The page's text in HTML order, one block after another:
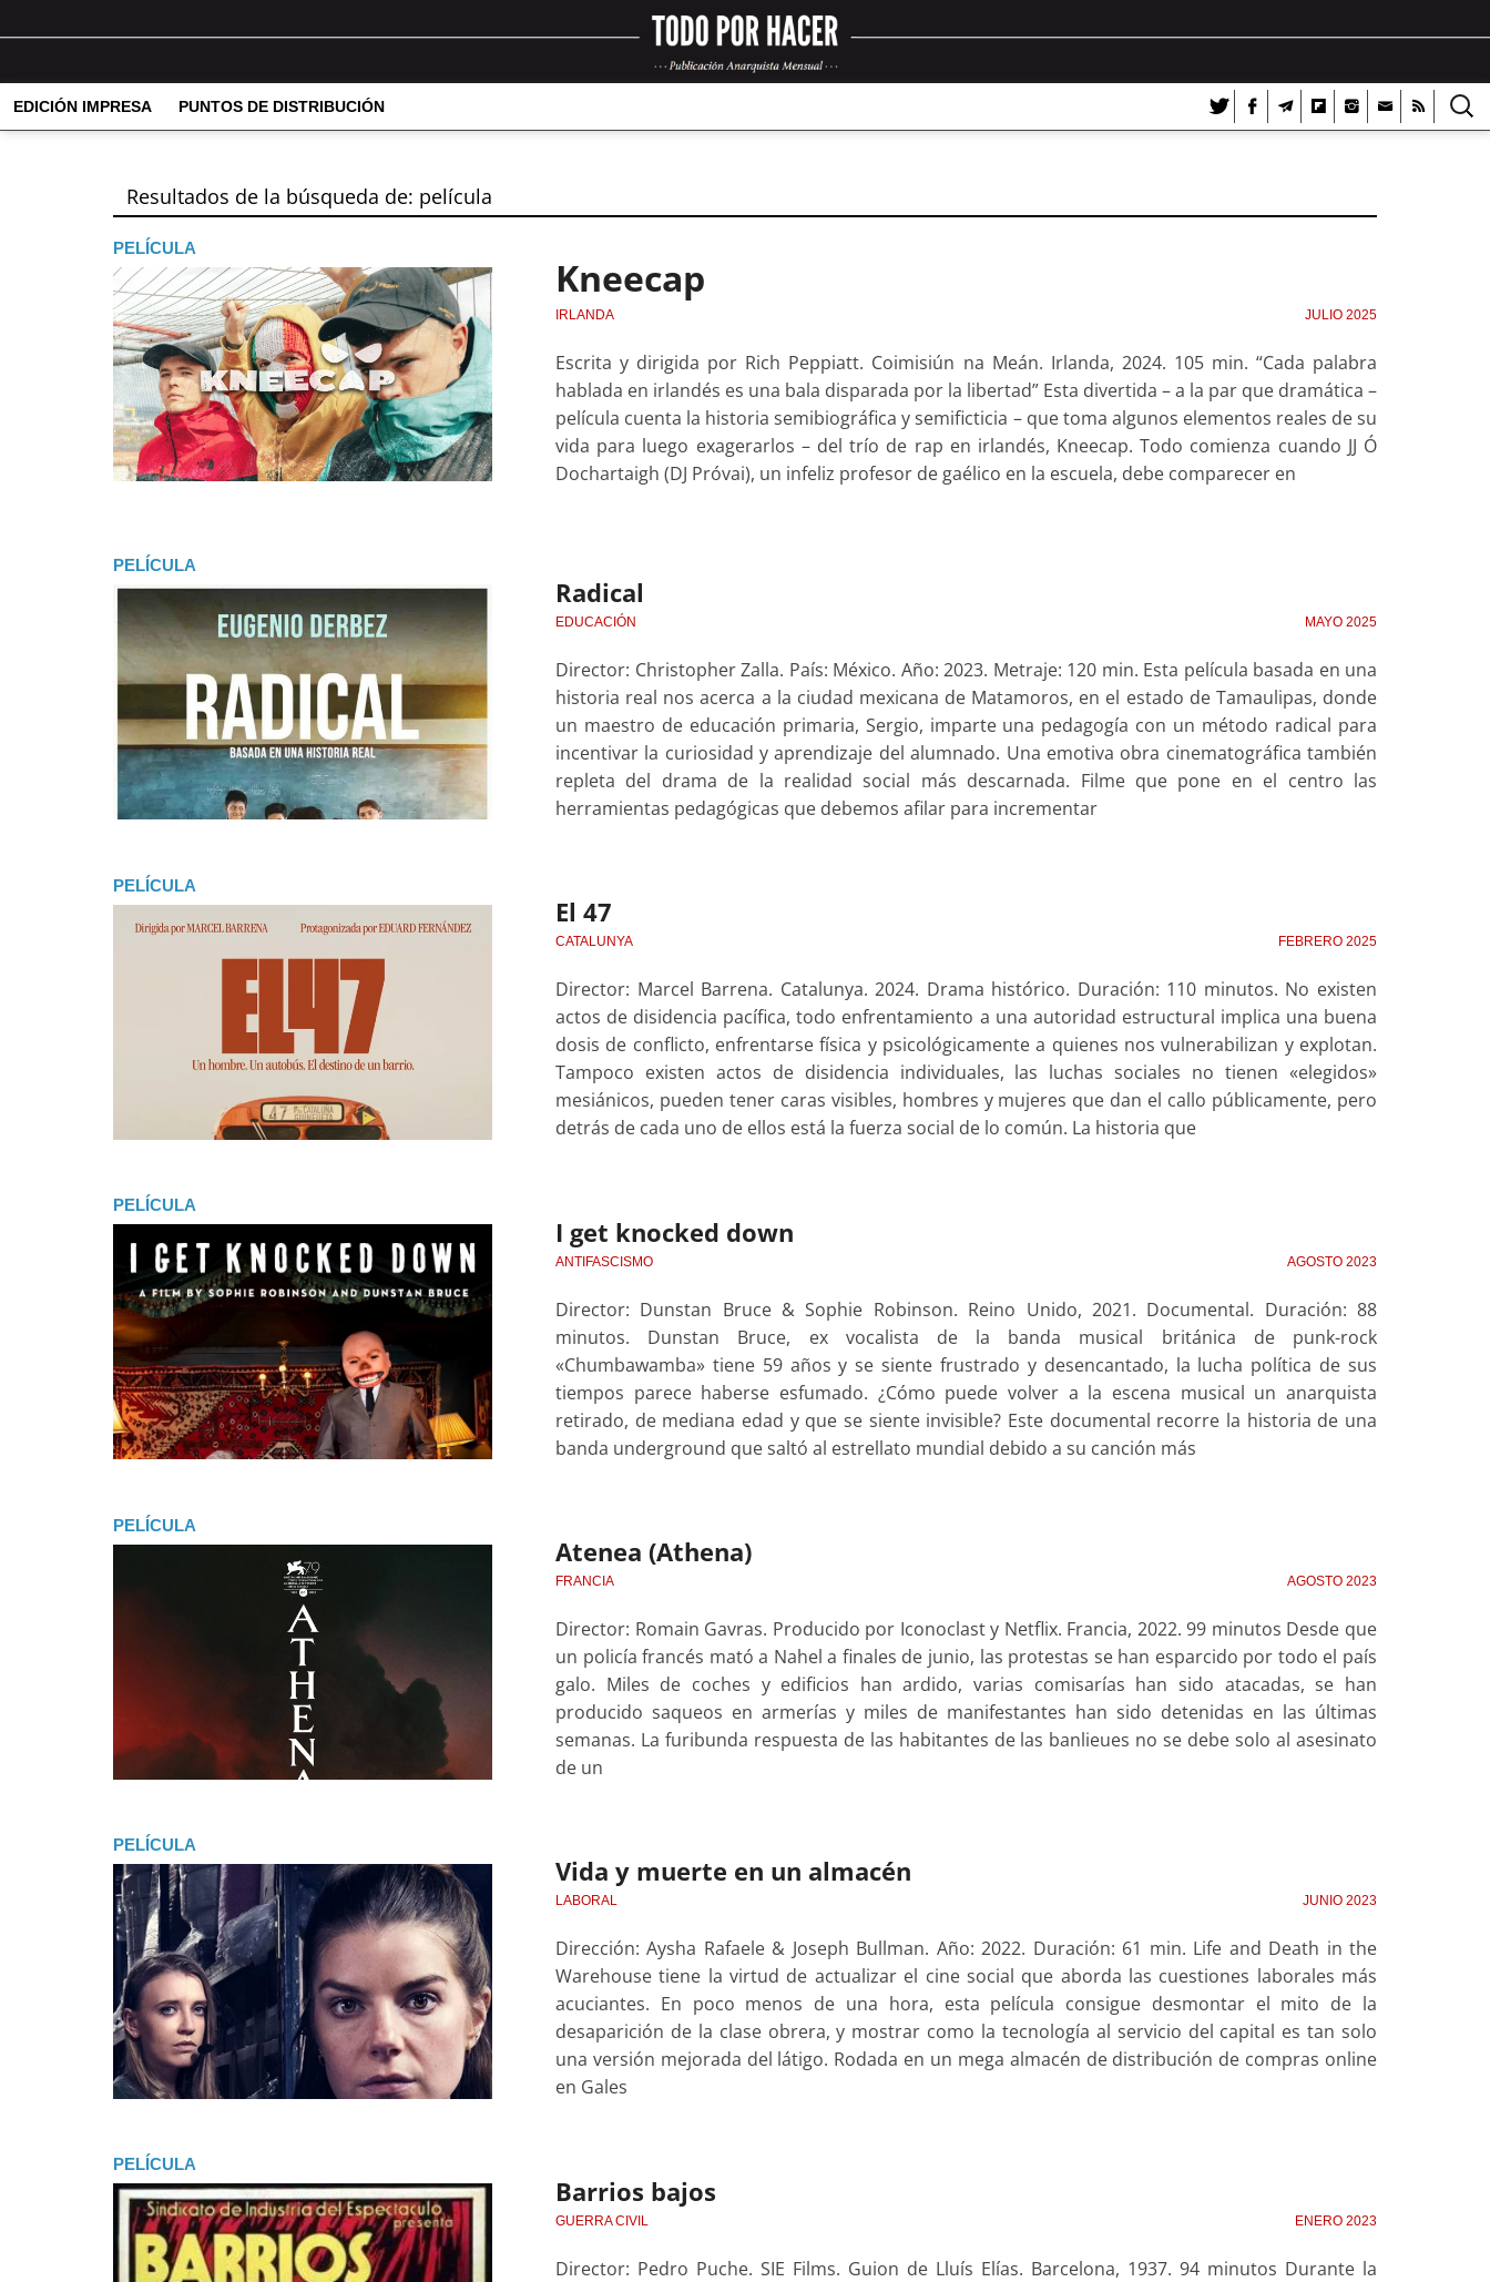
EDICIÓN IMPRESA PUNTOS DE DISTRIBUCIÓN
Resultados de la búsqueda de: película
PELÍCULA
Kneecap
IRLANDA JULIO 2025
Escrita y dirigida por Rich Peppiatt. Coimisiún na Meán. Irlanda, 2024. 105 min. “Cada palabra
hablada en irlandés es una bala disparada por la libertad” Esta divertida – a la par que dramática –
película cuenta la historia semibiográfica y semificticia – que toma algunos elementos reales de su
vida para luego exagerarlos – del trío de rap en irlandés, Kneecap. Todo comienza cuando JJ Ó
Dochartaigh (DJ Próvai), un infeliz profesor de gaélico en la escuela, debe comparecer en
PELÍCULA
Radical
EDUCACIÓN MAYO 2025
Director: Christopher Zalla. País: México. Año: 2023. Metraje: 120 min. Esta película basada en una
historia real nos acerca a la ciudad mexicana de Matamoros, en el estado de Tamaulipas, donde
un maestro de educación primaria, Sergio, imparte una pedagogía con un método radical para
incentivar la curiosidad y aprendizaje del alumnado. Una emotiva obra cinematográfica también
repleta del drama de la realidad social más descarnada. Filme que pone en el centro las
herramientas pedagógicas que debemos afilar para incrementar
PELÍCULA
El 47
CATALUNYA FEBRERO 2025
Director: Marcel Barrena. Catalunya. 2024. Drama histórico. Duración: 110 minutos. No existen
actos de disidencia pacífica, todo enfrentamiento a una autoridad estructural implica una buena
dosis de conflicto, enfrentarse física y psicológicamente a quienes nos vulnerabilizan y explotan.
Tampoco existen actos de disidencia individuales, las luchas sociales no tienen «elegidos»
mesiánicos, pueden tener caras visibles, hombres y mujeres que dan el callo públicamente, pero
detrás de cada uno de ellos está la fuerza social de lo común. La historia que
PELÍCULA
I get knocked down
ANTIFASCISMO AGOSTO 2023
Director: Dunstan Bruce & Sophie Robinson. Reino Unido, 2021. Documental. Duración: 88
minutos. Dunstan Bruce, ex vocalista de la banda musical británica de punk-rock
«Chumbawamba» tiene 59 años y se siente frustrado y desencantado, la lucha política de sus
tiempos parece haberse esfumado. ¿Cómo puede volver a la escena musical un anarquista
retirado, de mediana edad y que se siente invisible? Este documental recorre la historia de una
banda underground que saltó al estrellato mundial debido a su canción más
PELÍCULA
Atenea (Athena)
FRANCIA AGOSTO 2023
Director: Romain Gavras. Producido por Iconoclast y Netflix. Francia, 2022. 99 minutos Desde que
un policía francés mató a Nahel a finales de junio, las protestas se han esparcido por todo el país
galo. Miles de coches y edificios han ardido, varias comisarías han sido atacadas, se han
producido saqueos en armerías y miles de manifestantes han sido detenidas en las últimas
semanas. La furibunda respuesta de las habitantes de las banlieues no se debe solo al asesinato
de un
PELÍCULA
Vida y muerte en un almacén
LABORAL JUNIO 2023
Dirección: Aysha Rafaele & Joseph Bullman. Año: 2022. Duración: 61 min. Life and Death in the
Warehouse tiene la virtud de actualizar el cine social que aborda las cuestiones laborales más
acuciantes. En poco menos de una hora, esta película consigue desmontar el mito de la
desaparición de la clase obrera, y mostrar como la tecnología al servicio del capital es tan solo
una versión mejorada del látigo. Rodada en un mega almacén de distribución de compras online
en Gales
PELÍCULA
Barrios bajos
GUERRA CIVIL ENERO 2023
Director: Pedro Puche. SIE Films. Guion de Lluís Elías. Barcelona, 1937. 94 minutos Durante la